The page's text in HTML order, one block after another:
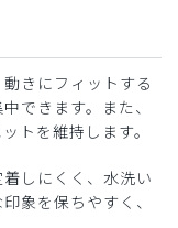
きにフィットする
できます。また、
トを維持します。
しにくく、水洗い
象を保ちやすく、